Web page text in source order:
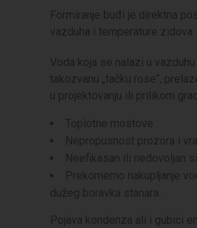
Formiranje buđi je direktna
vazduha i temperature zidova
Voda koja se nalazi u
takozvanu „tačku rose“,
u projektovanju ili prilikom
Toplotne mostove
Nepropusnost prozora i
Neefikasan ili nedovoljan
Prekomerno nakupljanje
dužeg boravka stanara.
Pojava kondenza ali i gubici